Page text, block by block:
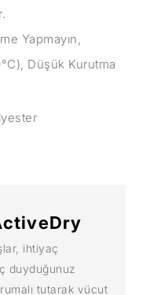
Yapmayın,
Düşük Kurutma
ihtiyaç
duyduğunuz
tutarak vücut